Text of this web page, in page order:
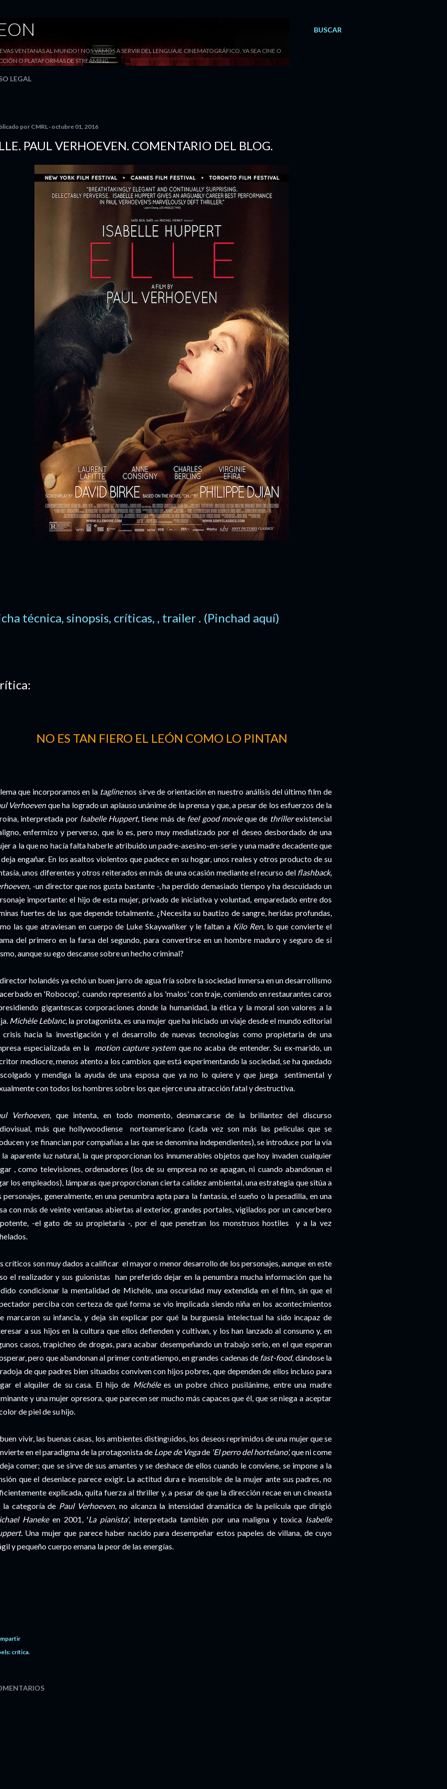
BUSCAR
VENTANAS AL MUNDO! NOS VAMOS A SERVIR DEL LENGUAJE CINEMATOGRÁFICO, YA SEA CINE O
O PLATAFORMAS DE STREAMING
LEGAL
por CMRL octubre 01, 2016
PAUL VERHOEVEN. COMENTARIO DEL BLOG.
técnica, sinopsis, críticas, , trailer . (Pinchad aquí)
NO ES TAN FIERO EL LEÓN COMO LO PINTAN
que incorporamos en la taglinenos sirve de orientación en nuestro análisis del último film de
Verhoevenque ha logrado un aplauso unánime de la prensa y que, a pesar de los esfuerzos de la
interpretada por Isabelle Huppert, tiene más de feel good movieque de thrillerexistencial
enfermizo y perverso, que lo es, pero muy mediatizado por el deseo desbordado de una
a la que no hacía falta haberle atribuido un padre-asesino-en-serie y una madre decadente que
engañar. En los asaltos violentos que padece en su hogar, unos reales y otros producto de su
unos diferentes y otros reiterados en más de una ocasión mediante el recurso del flashback,
, -un director que nos gusta bastante -, ha perdido demasiado tiempo y ha descuidado un
importante: el hijo de esta mujer, privado de iniciativa y voluntad, emparedado entre dos
fuertes de las que depende totalmente. ¿Necesita su bautizo de sangre, heridas profundas,
las que atraviesan en cuerpo de Luke Skaywañker y le faltan a Kilo Ren, lo que convierte el
del primero en la farsa del segundo, para convertirse en un hombre maduro y seguro de sí
aunque su ego descanse sobre un hecho criminal?
holandés ya echó un buen jarro de agua fría sobre la sociedad inmersa en un desarrollismo
en 'Robocop', cuando representó a los 'malos' con traje, comiendo en restaurantes caros
gigantescas corporaciones donde la humanidad, la ética y la moral son valores a la
Michèle Leblanc, la protagonista, es una mujer que ha iniciado un viaje desde el mundo editorial
crisis hacia la investigación y el desarrollo de nuevas tecnologías como propietaria de una
especializada en la motion capture systemque no acaba de entender. Su ex-marido, un
mediocre, menos atento a los cambios que está experimentando la sociedad, se ha quedado
y mendiga la ayuda de una esposa que ya no lo quiere y que juega sentimental y
con todos los hombres sobre los que ejerce una atracción fatal y destructiva.
Verhoeven, que intenta, en todo momento, desmarcarse de la brillantez del discurso
más que hollywoodiense norteamericano (cada vez son más las películas que se
y se financian por compañías a las que se denomina independientes), se introduce por la vía
la aparente luz natural, la que proporcionan los innumerables objetos que hoy invaden cualquier
, como televisiones, ordenadores (los de su empresa no se apagan, ni cuando abandonan el
los empleados), lámparas que proporcionan cierta calidez ambiental, una estrategia que sitúa a
personajes, generalmente, en una penumbra apta para la fantasía, el sueño o la pesadilla, en una
con más de veinte ventanas abiertas al exterior, grandes portales, vigilados por un cancerbero
-el gato de su propietaria -, por el que penetran los monstruos hostiles y a la vez
críticos son muy dados a calificar el mayor o menor desarrollo de los personajes, aunque en este
el realizador y sus guionistas han preferido dejar en la penumbra mucha información que ha
condicionar la mentalidad de Michéle, una oscuridad muy extendida en el film, sin que el
perciba con certeza de qué forma se vio implicada siendo niña en los acontecimientos
marcaron su infancia, y deja sin explicar por qué la burguesía intelectual ha sido incapaz de
a sus hijos en la cultura que ellos defienden y cultivan, y los han lanzado al consumo y, en
casos, trapicheo de drogas, para acabar desempeñando un trabajo serio, en el que esperan
pero que abandonan al primer contratiempo, en grandes cadenas de fast-food, dándose la
de que padres bien situados conviven con hijos pobres, que dependen de ellos incluso para
el alquiler de su casa. El hijo de Michélees un pobre chico pusilánime, entre una madre
y una mujer opresora, que parecen ser mucho más capaces que él, que se niega a aceptar
de piel de su hijo.
vivir, las buenas casas, los ambientes distinguidos, los deseos reprimidos de una mujer que se
en el paradigma de la protagonista de Lope de Vegade 'El perro del hortelano',que ni come
comer; que se sirve de sus amantes y se deshace de ellos cuando le conviene, se impone a la
que el desenlace parece exigir. La actitud dura e insensible de la mujer ante sus padres, no
explicada, quita fuerza al thriller y, a pesar de que la dirección recae en un cineasta
la categoría de Paul Verhoeven, no alcanza la intensidad dramática de la película que dirigió
Hanekeen 2001, 'La pianista', interpretada también por una maligna y toxica Isabelle
Una mujer que parece haber nacido para desempeñar estos papeles de villana, de cuyo
y pequeño cuerpo emana la peor de las energías.
crítica.